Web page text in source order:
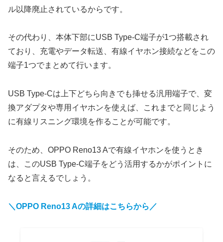
ル以降廃止されているからです。
その代わり、本体下部にUSB Type-C端子が1つ搭載され
ており、充電やデータ転送、有線イヤホン接続などをこの
端子1つでまとめて行います。
USB Type-Cは上下どちら向きでも挿せる汎用端子で、変
換アダプタや専用イヤホンを使えば、これまでと同じよう
に有線リスニング環境を作ることが可能です。
そのため、OPPO Reno13 Aで有線イヤホンを使うとき
は、このUSB Type-C端子をどう活用するかがポイントに
なると言えるでしょう。
＼OPPO Reno13 Aの詳細はこちらから／